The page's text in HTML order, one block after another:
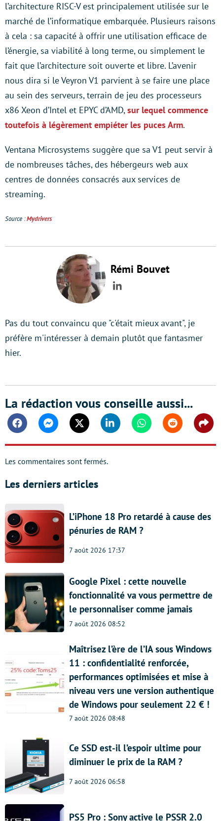
l’architecture RISC-V est principalement utilisée sur le
marché de l’informatique embarquée. Plusieurs raisons
à cela : sa capacité à offrir une utilisation efficace de
l’énergie, sa viabilité à long terme, ou simplement le
fait que l’architecture soit ouverte et libre. L’avenir
nous dira si le Veyron V1 parvient à se faire une place
au sein des serveurs, terrain de jeu des processeurs
x86 Xeon d’Intel et EPYC d’AMD,sur lequel commence
toutefois à légèrement empiéter les puces Arm.
Ventana Microsystems suggère que sa V1 peut servir à
de nombreuses tâches, des hébergeurs web aux
centres de données consacrés aux services de
streaming.
Source :Mydrivers
Rémi Bouvet
LinkedIn
Pas du tout convaincu que "c'était mieux avant", je
préfère m'intéresser à demain plutôt que fantasmer
hier.
La rédaction vous conseille aussi...
FacebookMessengerTwitter Linkedin WhatsappReddit
Les commentaires sont fermés.
Les derniers articles
L’iPhone 18 Pro retardé à cause des
pénuries de RAM ?
7 août 2026 17:37
Google Pixel : cette nouvelle
fonctionnalité va vous permettre de
le personnaliser comme jamais
7 août 2026 08:52
Maîtrisez l’ère de l’IA sous Windows
11 : confidentialité renforcée,
performances optimisées et mise à
niveau vers une version authentique
de Windows pour seulement 22 € !
7 août 2026 08:48
Ce SSD est-il l’espoir ultime pour
diminuer le prix de la RAM ?
7 août 2026 06:58
PS5 Pro : Sony active le PSSR 2.0